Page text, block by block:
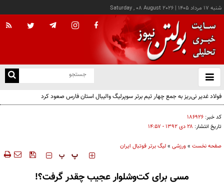
شنبه ۱۷ مرداد ۱۴۰۵ |
Saturday , 08 August 2026
باز
و
فولاد غدیر نی‌ریز به جمع چهار تیم برتر سوپرلیگ والیبال استان فارس صعود کرد
کد خبر: ۱۸۶۹۲۶
تاریخ انتشار: ۲۸ دی ۱۳۹۲ - ۱۴:۵۷
صفحه نخست »ورزشی »لیگ برتر فوتبال ایران
‍‍‍ پ پ
مسی برای کت‌وشلوار عجیب چقدر گرفت؟!